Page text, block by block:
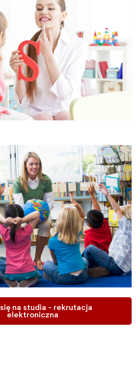
na studia - rekrutacja
elektroniczna